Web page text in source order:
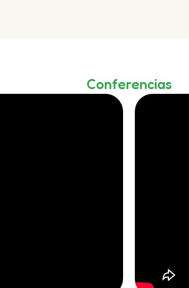
Conferencias